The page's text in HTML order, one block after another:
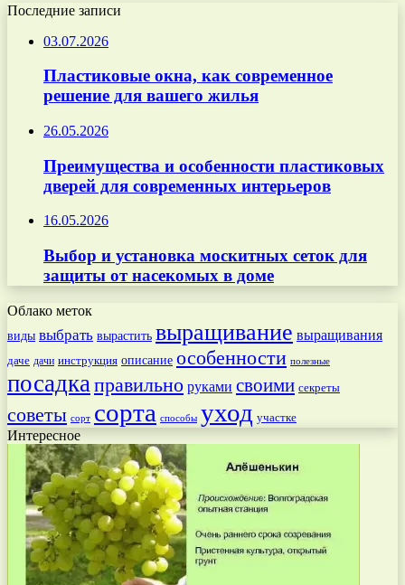
Последние записи
03.07.2026
Пластиковые окна, как современное
решение для вашего жилья
26.05.2026
Преимущества и особенности пластиковых
дверей для современных интерьеров
16.05.2026
Выбор и установка москитных сеток для
защиты от насекомых в доме
Облако меток
виды выбрать вырастить выращивание выращивания
даче дачи инструкция описание особенности полезные
посадка правильно руками своими секреты
советы сорт сорта способы уход участке
Интересное